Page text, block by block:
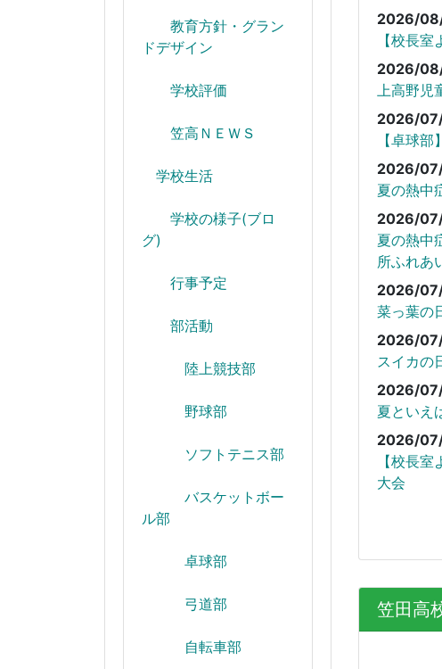
教育方針・グラン
ドデザイン
学校評価
笠高ＮＥＷＳ
学校生活
学校の様子(ブロ
グ)
行事予定
部活動
陸上競技部
野球部
ソフトテニス部
バスケットボー
ル部
卓球部
弓道部
自転車部
2026/
【校長
2026/
上高野
2026/
【卓球
2026/
夏の熱中
2026/
夏の熱中
所ふれあ
2026/
菜っ葉の
2026/
スイカの
2026/
夏といえ
2026/
【校長
大会
笠田高